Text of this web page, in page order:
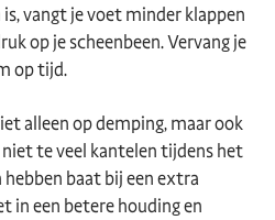
vangt je voet minder klappen
op je scheenbeen. Vervang je
op tijd.
alleen op demping, maar ook
te veel kantelen tijdens het
baat bij een extra
in een betere houding en